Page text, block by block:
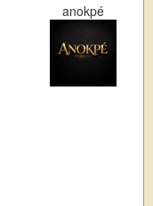
anokpé